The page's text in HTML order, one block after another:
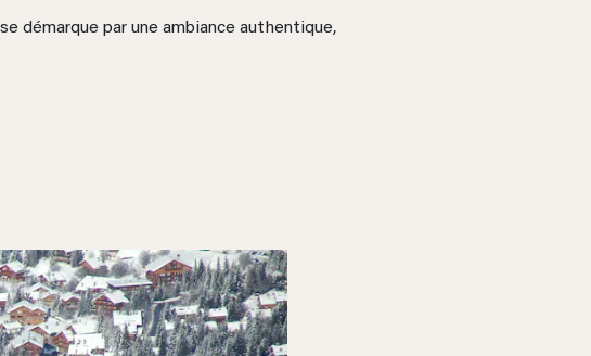
démarque par une ambiance authentique,